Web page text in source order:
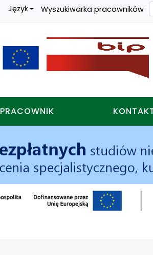
Język Wyszukiwarka pracowników
PRACOWNIK